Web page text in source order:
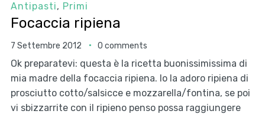
Antipasti, Primi
Focaccia ripiena
7 Settembre 2012 0 comments
Ok preparatevi: questa è la ricetta buonissimissima di
mia madre della focaccia ripiena. Io la adoro ripiena di
prosciutto cotto/salsicce e mozzarella/fontina, se poi
vi sbizzarrite con il ripieno penso possa raggiungere